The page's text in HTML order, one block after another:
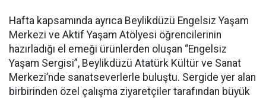
Hafta kapsamında ayrıca Beylikdüzü Engelsiz Yaşam
Merkezi ve Aktif Yaşam Atölyesi öğrencilerinin
hazırladığı el emeği ürünlerden oluşan “Engelsiz
Yaşam Sergisi”, Beylikdüzü Atatürk Kültür ve Sanat
Merkezi’nde sanatseverlerle buluştu. Sergide yer alan
birbirinden özel çalışma ziyaretçiler tarafından büyük